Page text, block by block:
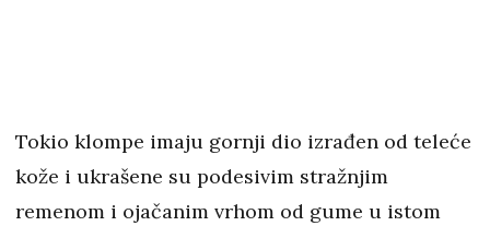
Tokio klompe imaju gornji dio izrađen od teleće
kože i ukrašene su podesivim stražnjim
remenom i ojačanim vrhom od gume u istom